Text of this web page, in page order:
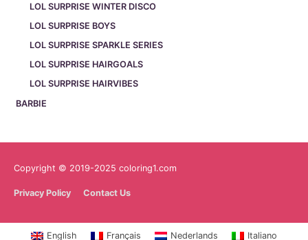
LOL SURPRISE WINTER DISCO
LOL SURPRISE BOYS
LOL SURPRISE SPARKLE SERIES
LOL SURPRISE HAIRGOALS
LOL SURPRISE HAIRVIBES
BARBIE
Copyright © 2019-2025 coloring1.com
Privacy Policy Contact Us
English Français Nederlands Italiano